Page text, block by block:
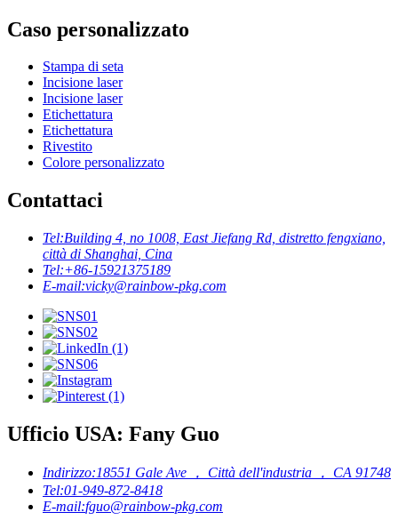
Caso personalizzato
Stampa di seta
Incisione laser
Incisione laser
Etichettatura
Etichettatura
Rivestito
Colore personalizzato
Contattaci
Tel:Building 4, no 1008, East Jiefang Rd, distretto fengxiano,
città di Shanghai, Cina
Tel:+86-15921375189
E-mail:vicky@rainbow-pkg.com
Ufficio USA: Fany Guo
Indirizzo:18551 Gale Ave ， Città dell'industria ， CA 91748
Tel:01-949-872-8418
E-mail:fguo@rainbow-pkg.com